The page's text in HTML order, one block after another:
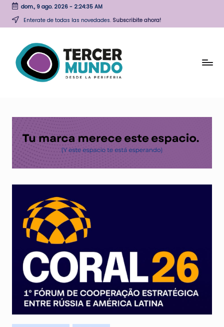
Skip
content
dom., 9 ago. 2026- 2:24:36 AM
Enterate de todas las novedades. Subscribite ahora!
T
c
M
u
Desde